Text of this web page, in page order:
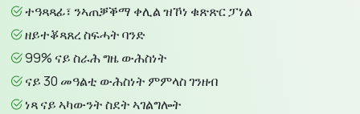
ተዓጻጻፊ፣ ንኣጠቓቕማ ቀሊል ዝኾነ ቁጽጽር ፓነል
ዘይተቖጻጸረ ስፍሓት ባንድ
99% ናይ ስራሕ ግዜ ውሕስነት
ናይ 30 መዓልቲ ውሕስነት ምምላስ ገንዘብ
ነጻ ናይ ኣካውንት ስደት ኣገልግሎት